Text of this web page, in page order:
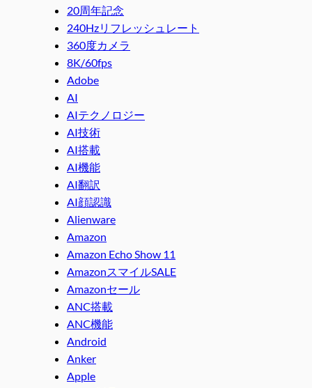
20周年記念
240Hzリフレッシュレート
360度カメラ
8K/60fps
Adobe
AI
AIテクノロジー
AI技術
AI搭載
AI機能
AI翻訳
AI顔認識
Alienware
Amazon
Amazon Echo Show 11
AmazonスマイルSALE
Amazonセール
ANC搭載
ANC機能
Android
Anker
Apple